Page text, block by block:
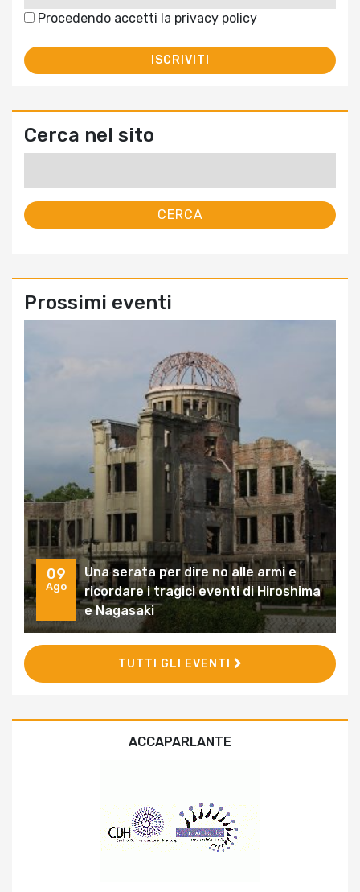
Procedendo accetti la privacy policy
Cerca nel sito
Prossimi eventi
09
Ago
Una serata per dire no alle armi e
ricordare i tragici eventi di Hiroshima
e Nagasaki
TUTTI GLI EVENTI
ACCAPARLANTE